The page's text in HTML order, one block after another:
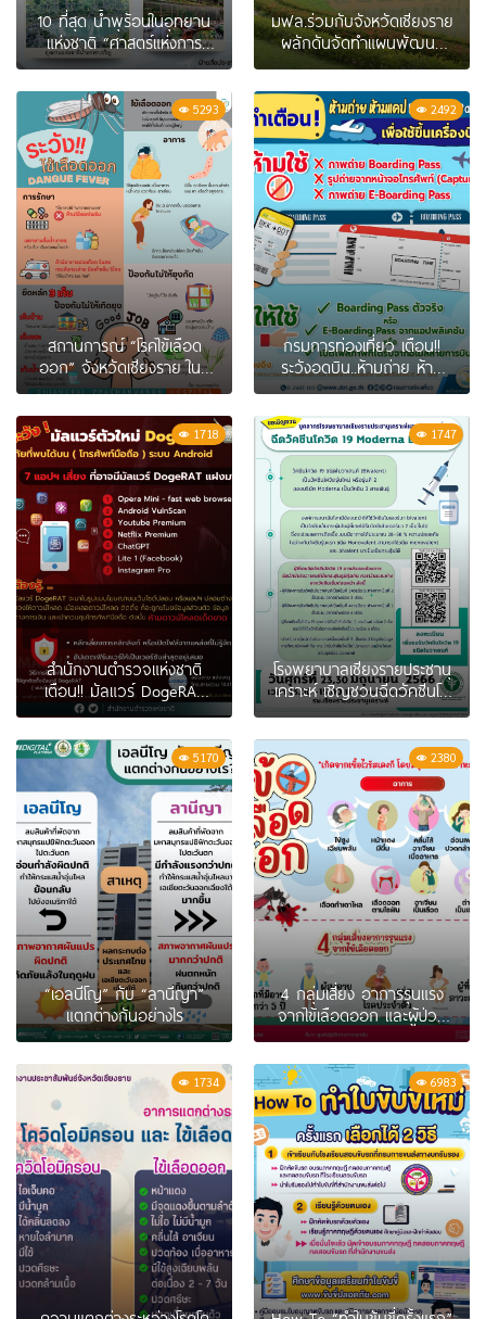
10 ที่สุด น้ำพุร้อนในอุทยาน
แห่งชาติ “ศาสตร์แห่งการ
บำบัด สัมผัสมหัศจรรย์จาก
ธรรมชาติ”
มฟล.ร่วมกับจังหวัดเชียงราย
ผลักดันจัดทำแผนพัฒนา
เชียงรายเป็นเมืองแห่งสุขภาพ
หรือ Chiang Rai Wellness
City
5293
สถานการณ์ “โรคไข้เลือด
ออก” จังหวัดเชียงราย ในปี
2566 และข้อควรรู้เกี่ยวกับ
โรคไข้เลือดออก
2492
กรมการท่องเที่ยว เตือน!!
ระวังอดบิน..ห้ามถ่าย ห้าม
แคป Boarding Pass เพื่อใช้
ขึ้นเครื่องบิน
1718
สำนักงานตำรวจแห่งชาติ
เตือน!! มัลแวร์ DogeRAT
บนโทรศัพท์มือถือ Android
1747
โรงพยาบาลเชียงรายประชานุ
เคราะห์ เชิญชวนฉีดวัคซีนโค
วิด 19 Moderna Bivalent
5170
“เอลนีโญ” กับ “ลานีญา”
แตกต่างกันอย่างไร
2380
4 กลุ่มเสี่ยง อาการรุนแรง
จากไข้เลือดออก และผู้ป่วย
สงสัยไข้เลือดออก
1734 6983